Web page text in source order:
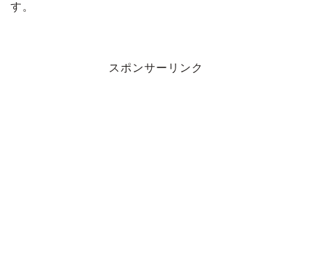
す。
スポンサーリンク